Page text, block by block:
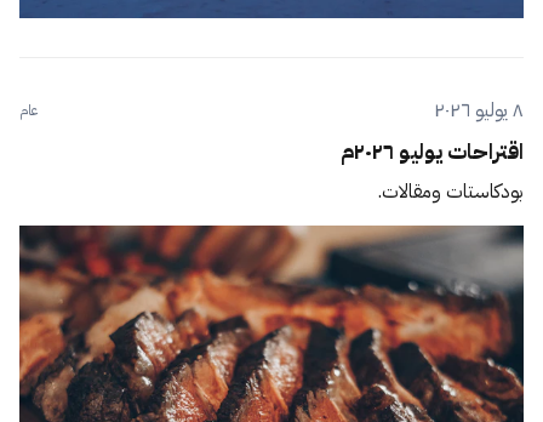
٨ يوليو ٢٠٢٦ عام
اقتراحات يوليو ٢٠٢٦م
بودكاستات ومقالات.